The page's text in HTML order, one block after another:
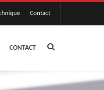
Contact
CONTACT